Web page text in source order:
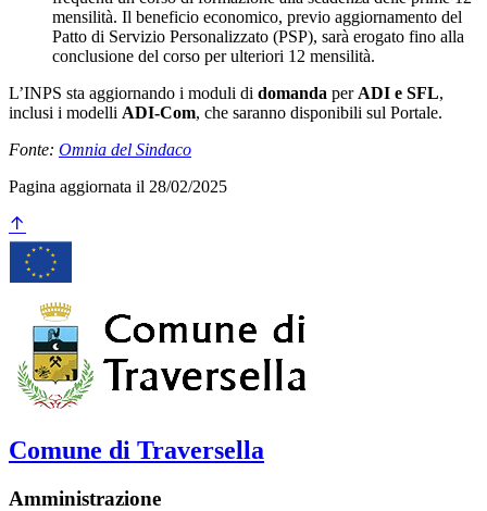
mensilità. Il beneficio economico, previo aggiornamento del
Patto di Servizio Personalizzato (PSP), sarà erogato fino alla
conclusione del corso per ulteriori 12 mensilità.
L’INPS sta aggiornando i moduli di domanda per ADI e SFL,
inclusi i modelli ADI-Com, che saranno disponibili sul Portale.
Fonte: Omnia del Sindaco
Pagina aggiornata il 28/02/2025
Comune di Traversella
Amministrazione